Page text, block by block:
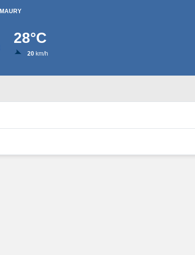
MAURY
28°C
20km/h